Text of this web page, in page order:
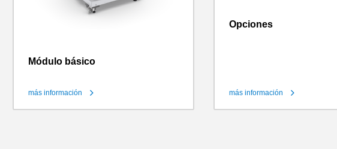
Módulo básico
más información
Opciones
más información